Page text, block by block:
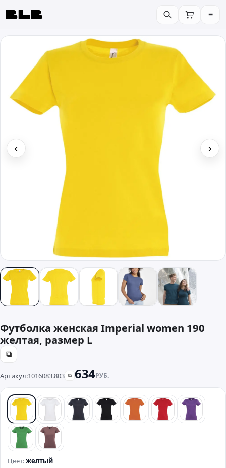
BLB ≡
‹ ›
Футболка женская Imperial women 190
желтая, размер L
⧉
Артикул:1016083.803 ⧉ 634РУБ.
желтый белый синий черный оранжевыйкрасный
зеленыйрозовый
Цвет:желтый